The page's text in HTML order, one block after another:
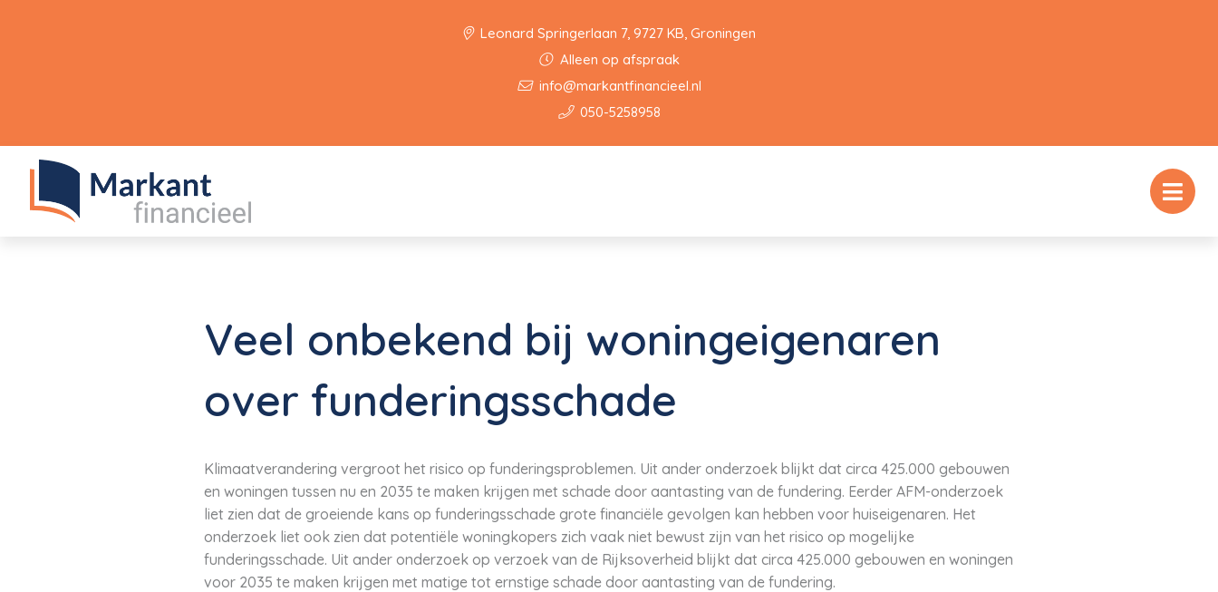
Leonard Springerlaan 7, 9727 KB, Groningen
Alleen op afspraak
info@markantfinancieel.nl
050-5258958
Veel onbekend bij woningeigenaren
over funderingsschade
Klimaatverandering vergroot het risico op funderingsproblemen. Uit ander onderzoek blijkt dat circa 425.000 gebouwen
en woningen tussen nu en 2035 te maken krijgen met schade door aantasting van de fundering. Eerder AFM-onderzoek
liet zien dat de groeiende kans op funderingsschade grote financiële gevolgen kan hebben voor huiseigenaren. Het
onderzoek liet ook zien dat potentiële woningkopers zich vaak niet bewust zijn van het risico op mogelijke
funderingsschade. Uit ander onderzoek op verzoek van de Rijksoverheid blijkt dat circa 425.000 gebouwen en woningen
voor 2035 te maken krijgen met matige tot ernstige schade door aantasting van de fundering.